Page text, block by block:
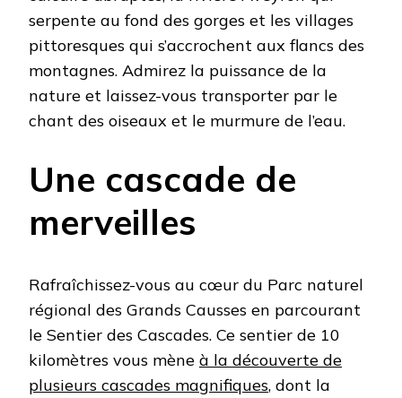
serpente au fond des gorges et les villages
pittoresques qui s’accrochent aux flancs des
montagnes. Admirez la puissance de la
nature et laissez-vous transporter par le
chant des oiseaux et le murmure de l’eau.
Une cascade de
merveilles
Rafraîchissez-vous au cœur du Parc naturel
régional des Grands Causses en parcourant
le Sentier des Cascades. Ce sentier de 10
kilomètres vous mène à la découverte de
plusieurs cascades magnifiques, dont la